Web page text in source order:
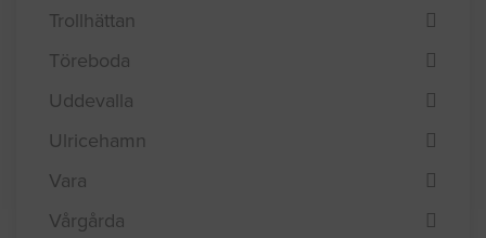
Trollhättan
Töreboda
Uddevalla
Ulricehamn
Vara
Vårgårda